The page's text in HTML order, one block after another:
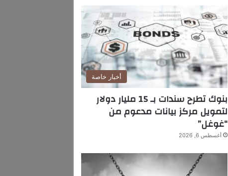
أخبار خاصة
بنوك تطرح سندات بـ 15 مليار دولار
لتمويل مركز بيانات مدعوم من
“غوغل”
أغسطس 6, 2026